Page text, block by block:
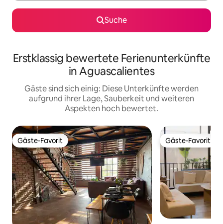
Suche
Erstklassig bewertete Ferienunterkünfte
in Aguascalientes
Gäste sind sich einig: Diese Unterkünfte werden
aufgrund ihrer Lage, Sauberkeit und weiteren
Aspekten hoch bewertet.
Gäste-Favorit
Gäste-Favorit Gäste-Favorit
Gäste-Favorit